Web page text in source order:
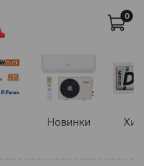
0
Новинки